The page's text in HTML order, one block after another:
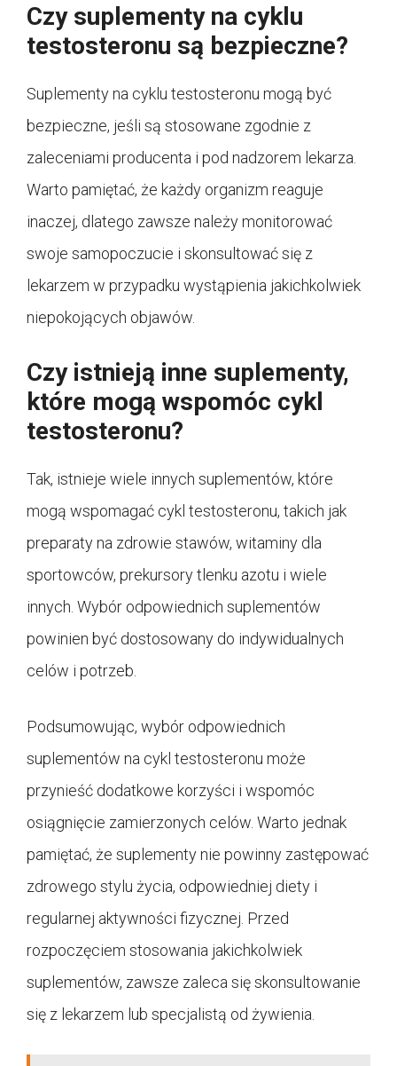
Czy suplementy na cyklu
testosteronu są bezpieczne?
Suplementy na cyklu testosteronu mogą być
bezpieczne, jeśli są stosowane zgodnie z
zaleceniami producenta i pod nadzorem lekarza.
Warto pamiętać, że każdy organizm reaguje
inaczej, dlatego zawsze należy monitorować
swoje samopoczucie i skonsultować się z
lekarzem w przypadku wystąpienia jakichkolwiek
niepokojących objawów.
Czy istnieją inne suplementy,
które mogą wspomóc cykl
testosteronu?
Tak, istnieje wiele innych suplementów, które
mogą wspomagać cykl testosteronu, takich jak
preparaty na zdrowie stawów, witaminy dla
sportowców, prekursory tlenku azotu i wiele
innych. Wybór odpowiednich suplementów
powinien być dostosowany do indywidualnych
celów i potrzeb.
Podsumowując, wybór odpowiednich
suplementów na cykl testosteronu może
przynieść dodatkowe korzyści i wspomóc
osiągnięcie zamierzonych celów. Warto jednak
pamiętać, że suplementy nie powinny zastępować
zdrowego stylu życia, odpowiedniej diety i
regularnej aktywności fizycznej. Przed
rozpoczęciem stosowania jakichkolwiek
suplementów, zawsze zaleca się skonsultowanie
się z lekarzem lub specjalistą od żywienia.